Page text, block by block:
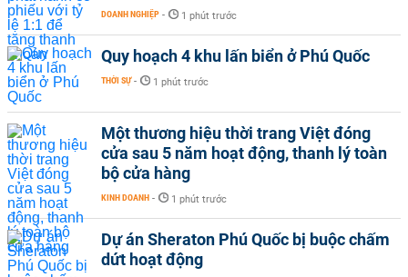
DOANH NGHIỆP - 1 phút trước
Quy hoạch 4 khu lấn biển ở Phú Quốc
THỜI SỰ - 1 phút trước
Một thương hiệu thời trang Việt đóng
cửa sau 5 năm hoạt động, thanh lý toàn
bộ cửa hàng
KINH DOANH - 1 phút trước
Dự án Sheraton Phú Quốc bị buộc chấm
dứt hoạt động